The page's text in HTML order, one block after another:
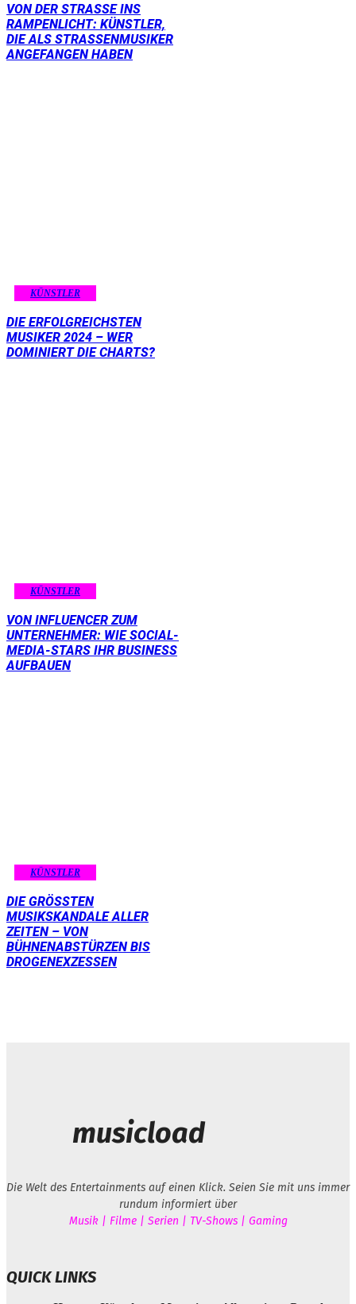
VON DER STRASSE INS R
AMPENLICHT: KÜNSTLER, D
IE ALS STRASSENMUSIKER AN
GEFANGEN HABEN
KÜNSTLER
DIE ERFOLGREICHSTEN
MUSIKER 2024 – WER
DOMINIERT DIE CHARTS?
KÜNSTLER
VON INFLUENCER ZUM
UNTERNEHMER: WIE SOCIAL-
MEDIA-STARS IHR BUSINESS
AUFBAUEN
KÜNSTLER
DIE GRÖSSTEN M
USIKSKANDALE ALLER Z
EITEN – VON B
ÜHNENABSTÜRZEN BIS D
ROGENEXZESSEN
musicload
Die Welt des Entertainments auf einen Klick. Seien Sie mit uns immer
rundum informiert über
Musik | Filme | Serien | TV-Shows | Gaming
QUICK LINKS